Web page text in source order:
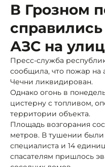
В Грозном
АЗС на
Пресс-служба
сообщила, что пожар на
Чечни ликвидирован.
Однако огонь в
цистерну с топливом,
территории объекта.
Площадь возгорания
метров. В тушении были
специалиста и 14
спасателям пришлось